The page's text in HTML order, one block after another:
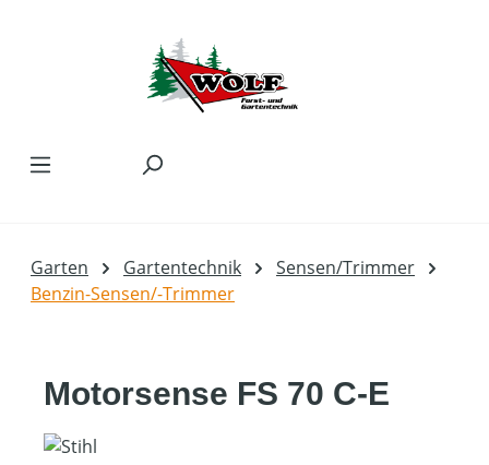
Garten Gartentechnik
Sensen/Trimmer
Benzin-Sensen/-Trimmer
Motorsense FS 70 C-E